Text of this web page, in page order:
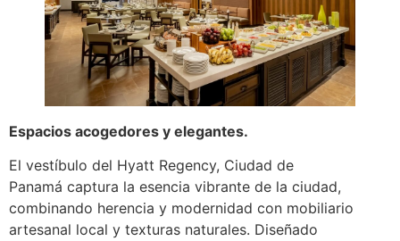
Espacios acogedores y elegantes.
El vestíbulo del Hyatt Regency, Ciudad de
Panamá captura la esencia vibrante de la ciudad,
combinando herencia y modernidad con mobiliario
artesanal local y texturas naturales. Diseñado